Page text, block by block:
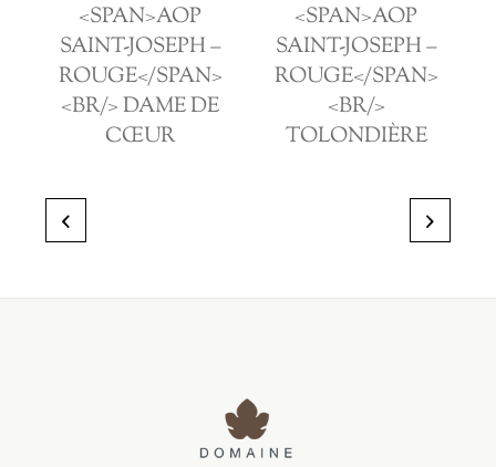
<SPAN>AOP
SAINT-JOSEPH –
ROUGE</SPAN>
<BR/> DAME DE
CŒUR
<SPAN>AOP
SAINT-JOSEPH –
ROUGE</SPAN>
<BR/>
TOLONDIÈRE